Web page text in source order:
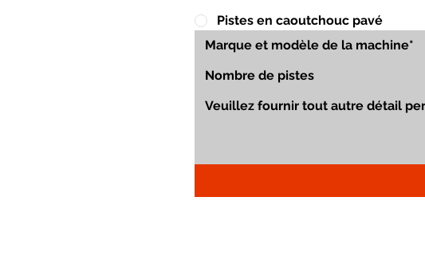
Pistes en caoutchouc pavé